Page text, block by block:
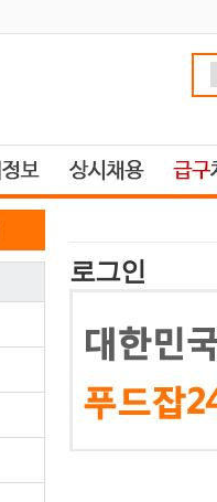
로그인